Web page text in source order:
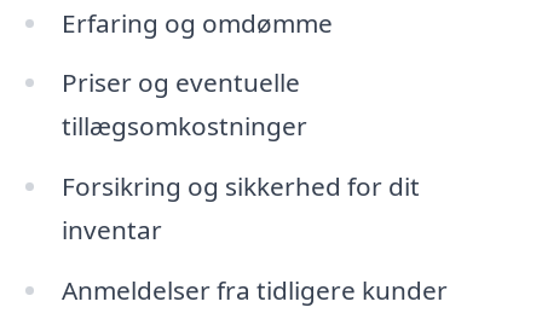
Erfaring og omdømme
Priser og eventuelle
tillægsomkostninger
Forsikring og sikkerhed for dit
inventar
Anmeldelser fra tidligere kunder